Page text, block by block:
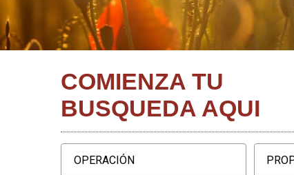
COMIENZA TU
BUSQUEDA AQUI